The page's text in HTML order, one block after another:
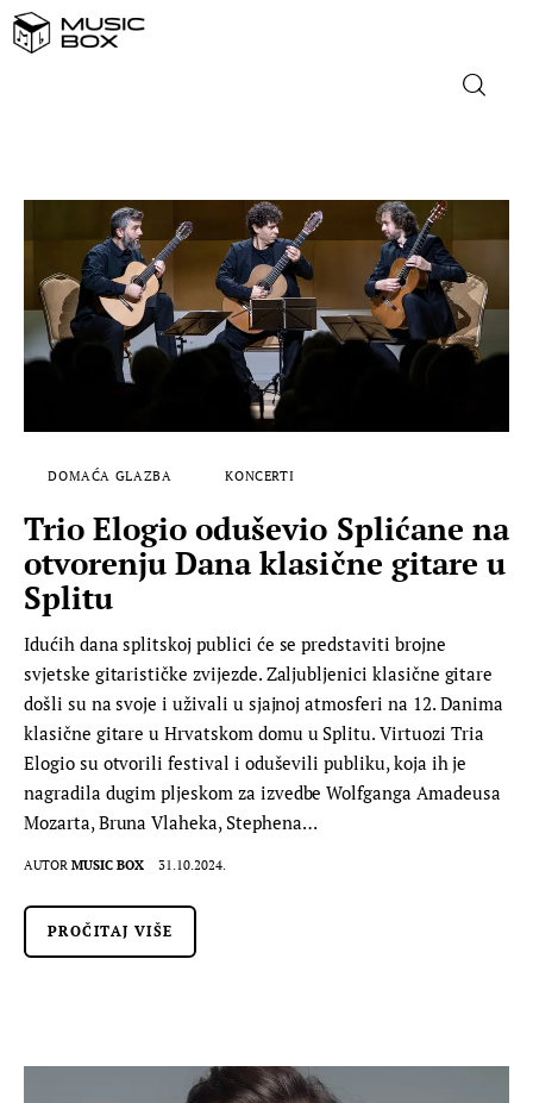
DOMAĆA GLAZBA
STRANA GLAZBA
FILM
DOMAĆA GLAZBA KONCERTI
Trio Elogio oduševio Splićane na
otvorenju Dana klasične gitare u
Splitu
Idućih dana splitskoj publici će se predstaviti brojne
svjetske gitarističke zvijezde. Zaljubljenici klasične gitare
došli su na svoje i uživali u sjajnoj atmosferi na 12. Danima
klasične gitare u Hrvatskom domu u Splitu. Virtuozi Tria
Elogio su otvorili festival i oduševili publiku, koja ih je
nagradila dugim pljeskom za izvedbe Wolfganga Amadeusa
Mozarta, Bruna Vlaheka, Stephena…
AUTOR MUSIC BOX 31.10.2024.
PROČITAJ VIŠE